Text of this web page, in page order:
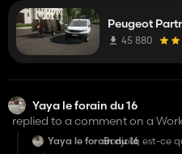
Peugeot
45 880
Yaya le forain du 16
replied to a comment on a
Yaya le forain du 16Bonjour, est-ce